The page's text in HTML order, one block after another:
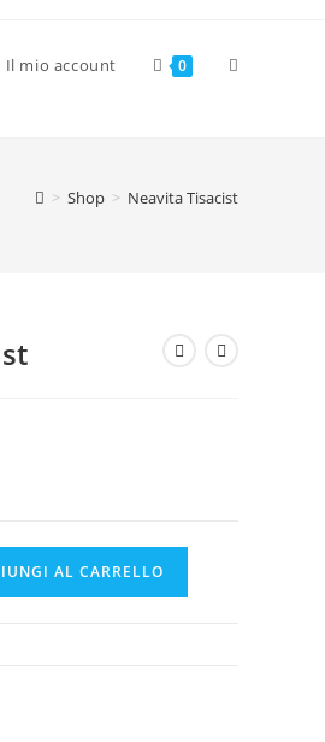
Il mio account 0 Attiva/
> Shop > Neavita Tisacist
AL CARRELLO